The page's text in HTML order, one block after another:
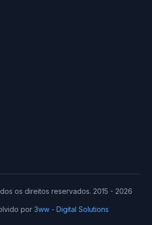
os direitos reservados. 2015 - 2026
por 3ww - Digital Solutions